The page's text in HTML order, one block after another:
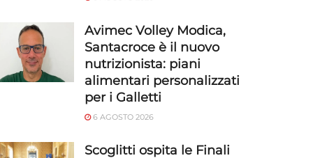
Avimec Volley Modica,
Santacroce è il nuovo
nutrizionista: piani
alimentari personalizzati
per i Galletti
6 AGOSTO 2026
Scoglitti ospita le Finali